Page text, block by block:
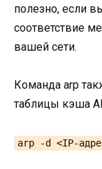
полезно, если
соответствие
вашей сети.
Команда arp
таблицы кэша
arp -d <IP-